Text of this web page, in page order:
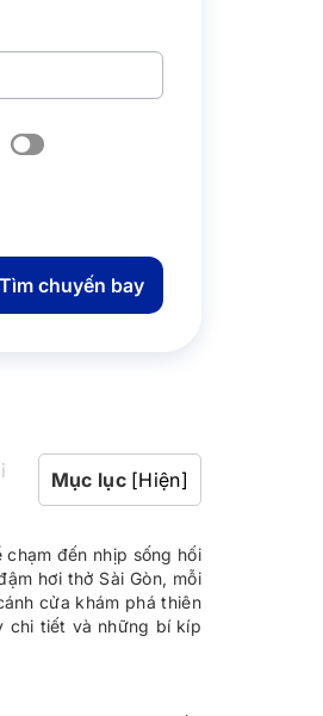
Tìm chuyến bay
Mục lục [Hiện]
đến nhịp sống hối
hơi thở Sài Gòn, mỗi
cửa khám phá thiên
chi tiết và những bí kíp